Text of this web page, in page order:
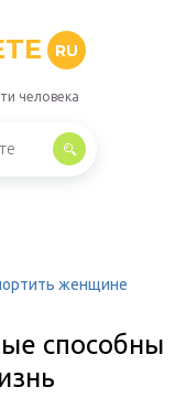
RU
человека
женщине
способны